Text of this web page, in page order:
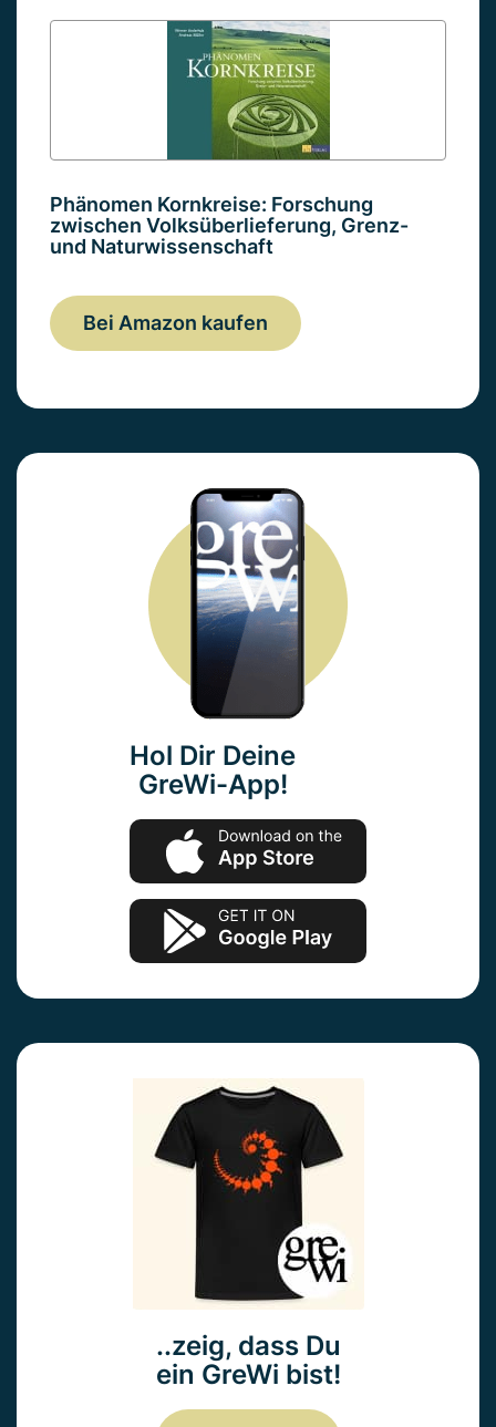
Phänomen Kornkreise: Forschung
zwischen Volksüberlieferung, Grenz-
und Naturwissenschaft
Bei Amazon kaufen
Hol Dir Deine
GreWi-App!
..zeig, dass Du
ein GreWi bist!